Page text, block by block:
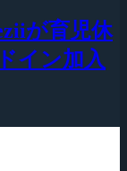
が育児休
イン加入